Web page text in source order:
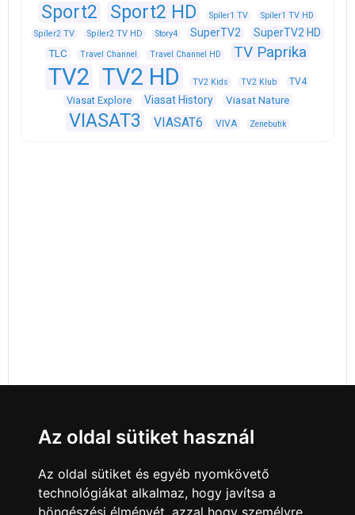
Sport2 Sport2 HD Spíler1 TV
Spíler1 TV HD
Spíler2 TV
Spíler2 TV HD Story4 SuperTV2 SuperTV2 HD
TLC Travel Channel Travel Channel HD TV Paprika
TV2 TV2 HD TV2 Kids TV2 Klub TV4
Viasat Explore Viasat History Viasat Nature
VIASAT3 VIASAT6 VIVA Zenebutik
Az oldal sütiket használ
Az oldal sütiket és egyéb nyomkövető
technológiákat alkalmaz, hogy javítsa a
böngészési élményét, azzal hogy személyre